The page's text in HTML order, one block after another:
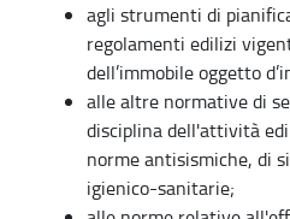
agli strumenti di
regolamenti edilizi
dell’immobile oggetto
alle altre normative di
disciplina dell'attività
norme antisismiche, di
igienico-sanitarie;